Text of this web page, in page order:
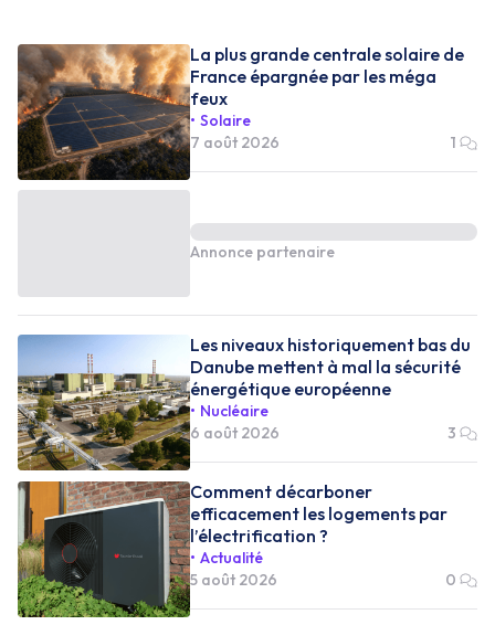
La plus grande centrale solaire de
France épargnée par les méga
feux
Solaire
7 août 2026
1
Annonce partenaire
Les niveaux historiquement bas du
Danube mettent à mal la sécurité
énergétique européenne
Nucléaire
6 août 2026
3
Comment décarboner
efficacement les logements par
l’électrification ?
Actualité
5 août 2026
0